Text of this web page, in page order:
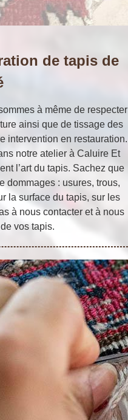
de tapis de
à même de respecter
ainsi que de tissage des
intervention en restauration.
notre atelier à Caluire Et
l’art du tapis. Sachez que
dommages : usures, trous,
la surface du tapis, sur les
à nous contacter et à nous
vos tapis.